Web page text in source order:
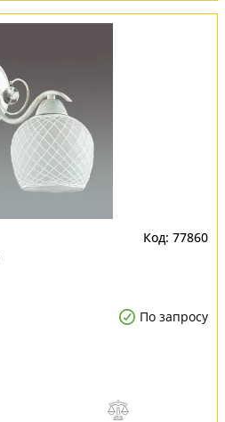
77860
По запросу